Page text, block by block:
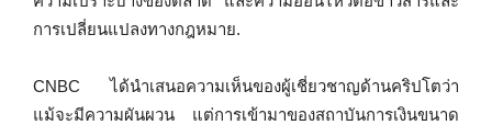
การเปลี่ยนแปลงทางกฎหมาย.
CNBC ได้นำเสนอความเห็นของผู้เชี่ยวชาญด้านคริปโตว่า
แม้จะมีความผันผวน แต่การเข้ามาของสถาบันการเงินขนาด